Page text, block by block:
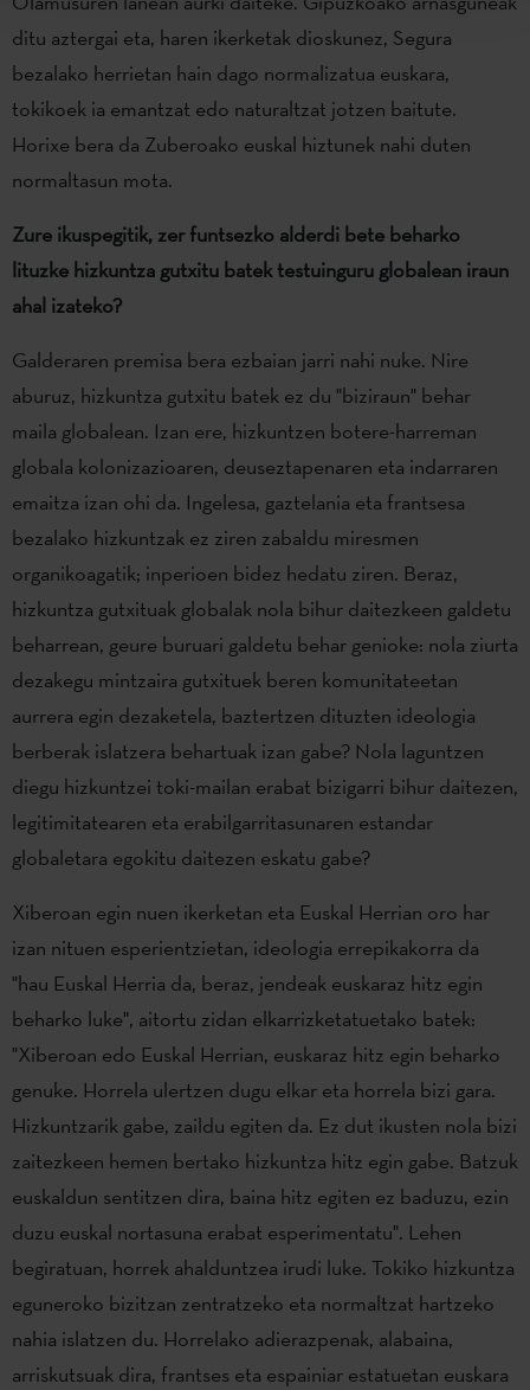
ditu aztergai eta, haren ikerketak dioskunez, Segura
bezalako herrietan hain dago normalizatua euskara,
tokikoek ia emantzat edo naturaltzat jotzen baitute.
Horixe bera da Zuberoako euskal hiztunek nahi duten
normaltasun mota.
Zure ikuspegitik, zer funtsezko alderdi bete beharko
lituzke hizkuntza gutxitu batek testuinguru globalean iraun
ahal izateko?
Galderaren premisa bera ezbaian jarri nahi nuke. Nire
aburuz, hizkuntza gutxitu batek ez du "biziraun" behar
maila globalean. Izan ere, hizkuntzen botere-harreman
globala kolonizazioaren, deuseztapenaren eta indarraren
emaitza izan ohi da. Ingelesa, gaztelania eta frantsesa
bezalako hizkuntzak ez ziren zabaldu miresmen
organikoagatik; inperioen bidez hedatu ziren. Beraz,
hizkuntza gutxituak globalak nola bihur daitezkeen galdetu
beharrean, geure buruari galdetu behar genioke: nola ziurta
dezakegu mintzaira gutxituek beren komunitateetan
aurrera egin dezaketela, baztertzen dituzten ideologia
berberak islatzera behartuak izan gabe? Nola laguntzen
diegu hizkuntzei toki-mailan erabat bizigarri bihur daitezen,
legitimitatearen eta erabilgarritasunaren estandar
globaletara egokitu daitezen eskatu gabe?
Xiberoan egin nuen ikerketan eta Euskal Herrian oro har
izan nituen esperientzietan, ideologia errepikakorra da
"hau Euskal Herria da, beraz, jendeak euskaraz hitz egin
beharko luke", aitortu zidan elkarrizketatuetako batek:
"Xiberoan edo Euskal Herrian, euskaraz hitz egin beharko
genuke. Horrela ulertzen dugu elkar eta horrela bizi gara.
Hizkuntzarik gabe, zaildu egiten da. Ez dut ikusten nola bizi
zaitezkeen hemen bertako hizkuntza hitz egin gabe. Batzuk
euskaldun sentitzen dira, baina hitz egiten ez baduzu, ezin
duzu euskal nortasuna erabat esperimentatu". Lehen
begiratuan, horrek ahalduntzea irudi luke. Tokiko hizkuntza
eguneroko bizitzan zentratzeko eta normaltzat hartzeko
nahia islatzen du. Horrelako adierazpenak, alabaina,
arriskutsuak dira, frantses eta espainiar estatuetan euskara